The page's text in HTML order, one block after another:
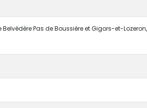
Belvédère Pas de Boussière et Gigors-et-